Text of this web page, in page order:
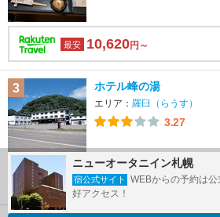
最安 10,620円～
3 ホテル峰の湯
エリア： 羅臼（らうす）
3.27
最安 15,950 円～
ニューオータニイン札幌
宿公式サイト
WEBからの予約は
好アクセス！